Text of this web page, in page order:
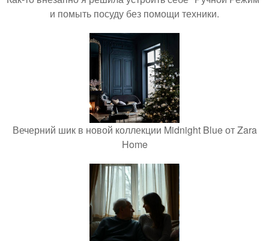
и помыть посуду без помощи техники.
Вечерний шик в новой коллекции Midnight Blue от Zara
Home